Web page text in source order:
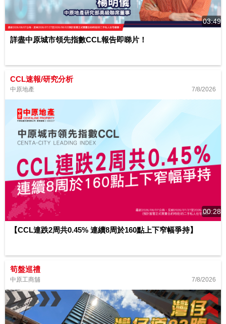
03:49
詳盡中原城市領先指數CCL報告即睇片！
CCL速報/研究分析
中原地產 7/8/2026
00:28
【CCL連跌2周共0.45% 連續8周於160點上下窄幅爭持】
筍盤巡禮
中原工商舖 7/8/2026